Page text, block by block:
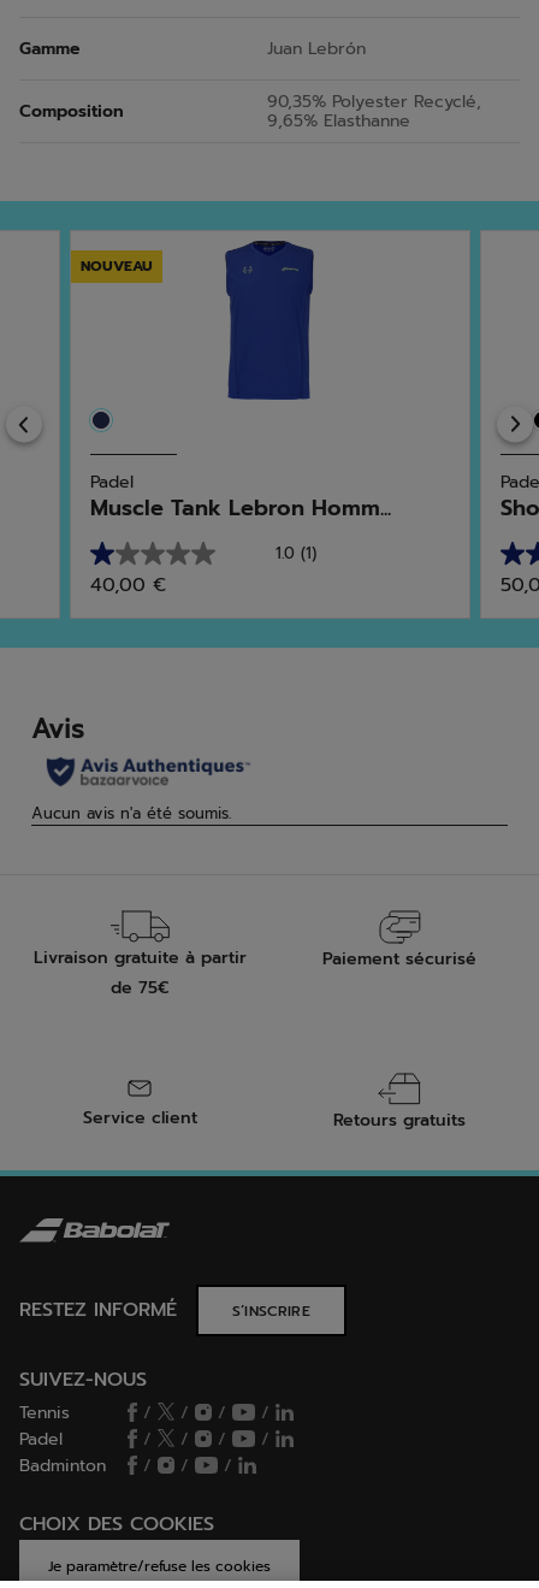
Gamme Juan Lebrón
Composition 90,35% Polyester Recyclé,
9,65% Elasthanne
Previous
NOUVEAU
Padel
Muscle Tank Lebron Homm...
1.0 (1)
1.0
sur
5
étoiles.
40,00 €
4.7
sur
5
Livraison gratuite à partir
de 75€
Paiement sécurisé
Service client Retours gratuits
RESTEZ INFORMÉ S’INSCRIRE
SUIVEZ-NOUS
Tennis / / /
/
Padel
/ / /
/
Badminton
/ / /
CHOIX DES COOKIES
Je paramètre/refuse les cookies